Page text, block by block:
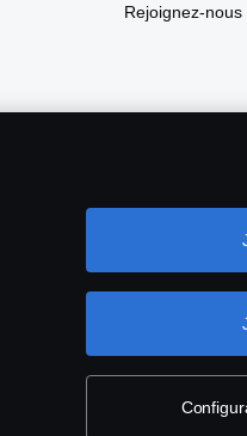
Rejoignez-nous